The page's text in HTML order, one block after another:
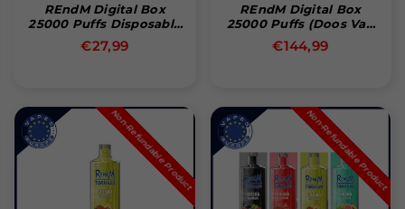
REndM Digital Box
25000 Puffs Disposable
Vape
Normale
€27,99
REndM Digital Box
25000 Puffs (Doos Van
10)
Normale
€144,99
Non-Refundable Product Non-Refundable Product